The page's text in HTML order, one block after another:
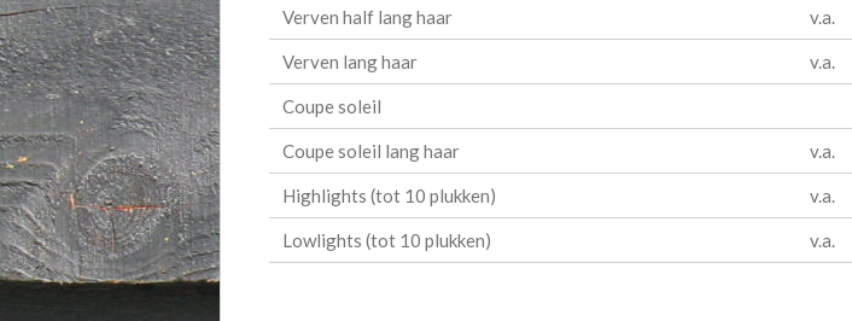
Verven half lang haar v.a.
Verven lang haar v.a.
Coupe soleil
Coupe soleil lang haar v.a.
Highlights (tot 10 plukken) v.a.
Lowlights (tot 10 plukken) v.a.